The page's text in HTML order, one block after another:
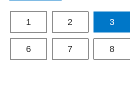
1 2 3
6 7 8